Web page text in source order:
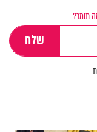
תומר?